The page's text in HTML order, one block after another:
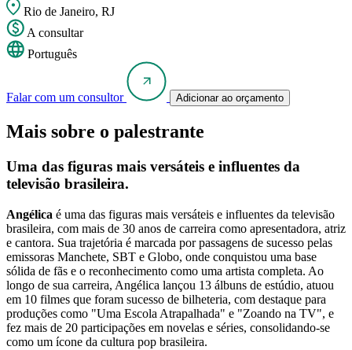
Rio de Janeiro, RJ
A consultar
Português
Falar com um consultor Adicionar ao orçamento
Mais sobre o palestrante
Uma das figuras mais versáteis e influentes da
televisão brasileira.
Angélica é uma das figuras mais versáteis e influentes da televisão
brasileira, com mais de 30 anos de carreira como apresentadora, atriz
e cantora. Sua trajetória é marcada por passagens de sucesso pelas
emissoras Manchete, SBT e Globo, onde conquistou uma base
sólida de fãs e o reconhecimento como uma artista completa. Ao
longo de sua carreira, Angélica lançou 13 álbuns de estúdio, atuou
em 10 filmes que foram sucesso de bilheteria, com destaque para
produções como "Uma Escola Atrapalhada" e "Zoando na TV", e
fez mais de 20 participações em novelas e séries, consolidando-se
como um ícone da cultura pop brasileira.